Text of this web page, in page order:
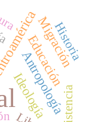
Migración
Ideología
Antropología
EducaciónHistoria
Existencia